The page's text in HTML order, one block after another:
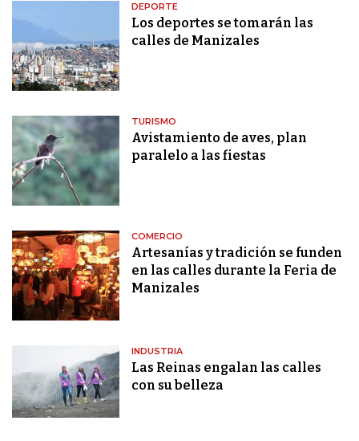
DEPORTE
Los deportes se tomarán las
calles de Manizales
TURISMO
Avistamiento de aves, plan
paralelo a las fiestas
COMERCIO
Artesanías y tradición se funden
en las calles durante la Feria de
Manizales
INDUSTRIA
Las Reinas engalan las calles
con su belleza